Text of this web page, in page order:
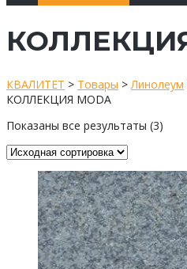
КВАЛИТЕТ > Товары >Линолеум
КОЛЛЕКЦИЯ MODA
Показаны все результаты (3)